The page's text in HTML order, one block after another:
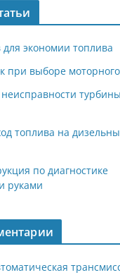
экономии топлива
при выборе
топлива на
по диагностике
руками